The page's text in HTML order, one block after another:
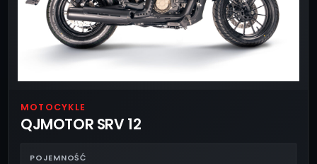
MOTOCYKLE
QJMOTOR SRV 12
POJEMNOŚĆ